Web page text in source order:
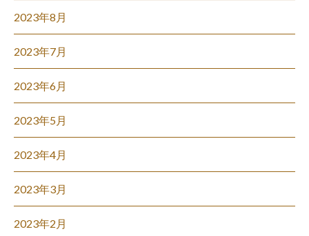
2023年8月
2023年7月
2023年6月
2023年5月
2023年4月
2023年3月
2023年2月